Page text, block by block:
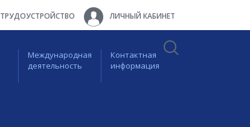
ТРУДОУСТРОЙСТВО ЛИЧНЫЙ КАБИНЕТ
Международная
деятельность
Контактная
информация